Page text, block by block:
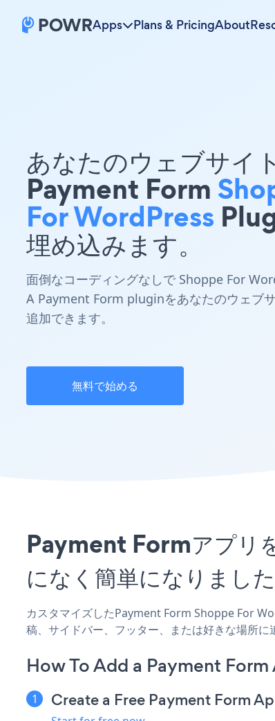
Apps Plans & PricingAbout
あなたのウェブサイ
Payment Form
For WordPress
埋め込みます。
面倒なコーディングなしで Shoppe For
A Payment Form pluginをあなたのウェブ
追加できます。
無料で始める
Payment Formアプリ
になく簡単になりました
カスタマイズしたPayment Form Shoppe For
稿、サイドバー、フッター、または好きな場所に
How To Add a Payment
Create a Free Payment Form